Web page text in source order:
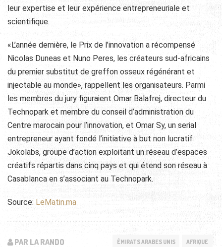
leur expertise et leur expérience entrepreneuriale et
scientifique.
«L’année dernière, le Prix de l’innovation a récompensé
Nicolas Duneas et Nuno Peres, les créateurs sud-africains
du premier substitut de greffon osseux régénérant et
injectable au monde», rappellent les organisateurs. Parmi
les membres du jury figuraient Omar Balafrej, directeur du
Technopark et membre du conseil d’administration du
Centre marocain pour l’innovation, et Omar Sy, un serial
entrepreneur ayant fondé l’initiative à but non lucratif
Jokolabs, groupe d’action exploitant un réseau d’espaces
créatifs répartis dans cinq pays et qui étend son réseau à
Casablanca en s’associant au Technopark.
Source: LeMatin.ma
PAR LA RANDO ÉMIRATS ARABES UNIS AFRIQUE